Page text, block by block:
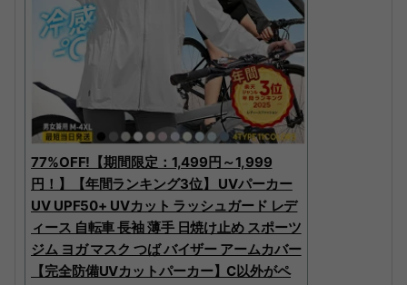
77%OFF!【期間限定：1,499円～1,999
円！】【年間ランキング3位】 UVパーカー
UV UPF50+ UVカット ラッシュガード レデ
ィース 自転車 長袖 薄手 日焼け止め スポーツ
ジム ヨガ マスク つば バイザー アームカバー
【完全防備UVカットパーカー】C以外がペ